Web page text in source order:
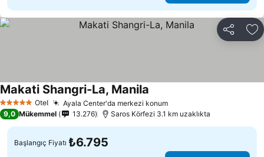
Paylaş
5 Yıldız Otel Ayala Center'da merkezi konum
Makati Shangri-La, Manila
9,0 Mükemmel 13.276 Saros Körfezi 3.1 km uzaklıkta
Başlangıç Fiyatı ₺6.795